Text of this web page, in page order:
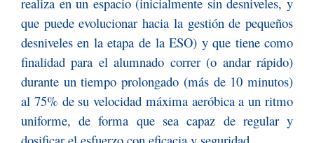
que puede evolucionar hacia la gestión de pequeños
desniveles en la etapa de la ESO) y que tiene como
finalidad para el alumnado correr (o andar rápido)
durante un tiempo prolongado (más de 10 minutos)
al 75% de su velocidad máxima aeróbica a un ritmo
uniforme, de forma que sea capaz de regular y